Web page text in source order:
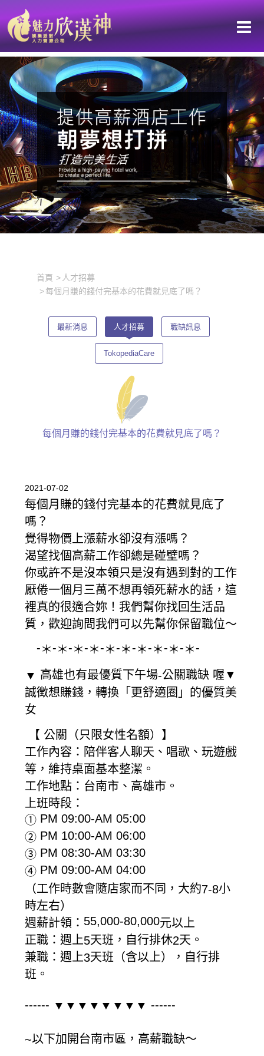
首頁
人才招募
每個月賺的錢付完基本的花費就見底了嗎？
最新消息 人才招募 職缺訊息
TokopediaCare
每個月賺的錢付完基本的花費就見底了嗎？
2021-07-02
每個月賺的錢付完基本的花費就見底了
嗎？
覺得物價上漲薪水卻沒有漲嗎？
渴望找個高薪工作卻總是碰壁嗎？
你或許不是沒本領只是沒有遇到對的工作
厭倦一個月三萬不想再領死薪水的話，這
裡真的很適合妳！我們幫你找回生活品
質，歡迎詢問我們可以先幫你保留職位～
-＊-＊-＊-＊-＊-＊-＊-＊-＊-＊-
▼ 高雄也有最優質下午場-公關職缺 喔▼
誠徴想賺錢，轉換「更舒適圈」的優質美
女
【 公關（只限女性名額）】
工作內容：陪伴客人聊天、唱歌、玩遊戲
等，維持桌面基本整潔。
工作地點：台南市、高雄市。
上班時段：
① PM 09:00-AM 05:00
② PM 10:00-AM 06:00
③ PM 08:30-AM 03:30
④ PM 09:00-AM 04:00
（工作時數會隨店家而不同，大約7-8小
時左右）
週薪計領： 55,000-80,000元以上
正職：週上5天班，自行排休2天。
兼職：週上3天班（含以上），自行排
班。
------ ▼▼▼▼▼▼▼▼ ------
~以下加開台南市區，高薪職缺～